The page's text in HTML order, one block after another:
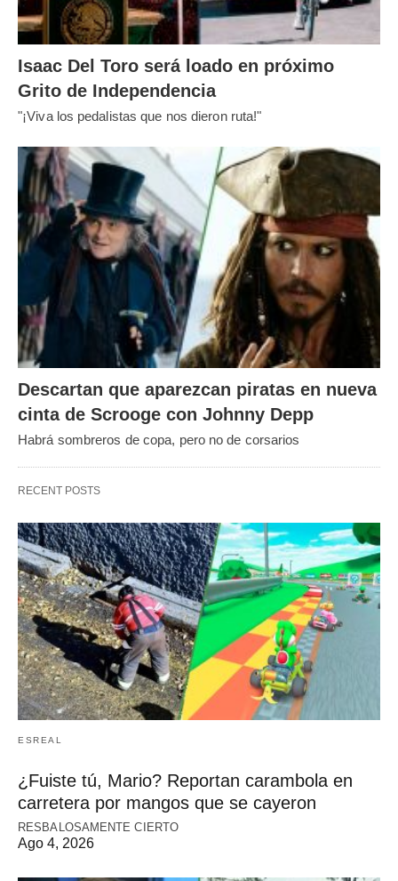
Isaac Del Toro será loado en próximo
Grito de Independencia
"¡Viva los pedalistas que nos dieron ruta!"
Descartan que aparezcan piratas en nueva
cinta de Scrooge con Johnny Depp
Habrá sombreros de copa, pero no de corsarios
RECENT POSTS
ESREAL
¿Fuiste tú, Mario? Reportan carambola en
carretera por mangos que se cayeron
RESBALOSAMENTE CIERTO
Ago 4, 2026